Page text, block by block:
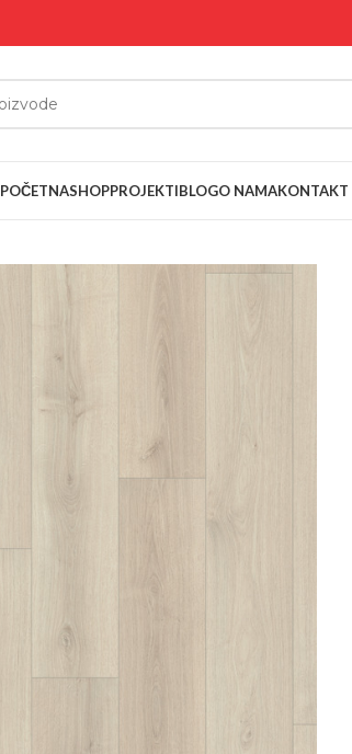
POČETNASHOPPROJEKTIBLOGO NAMAKONTAKT